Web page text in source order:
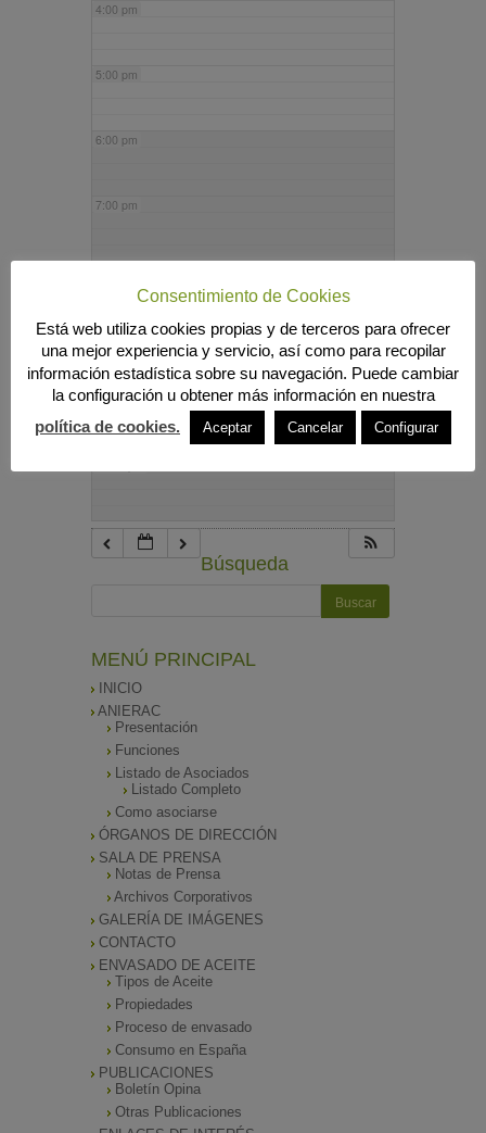
4:00 pm
5:00 pm
6:00 pm
7:00 pm
9:00 pm
10:00 pm
Búsqueda
MENÚ PRINCIPAL
INICIO
ANIERAC
Presentación
Funciones
Listado de Asociados
Listado Completo
Como asociarse
ÓRGANOS DE DIRECCIÓN
SALA DE PRENSA
Notas de Prensa
Archivos Corporativos
GALERÍA DE IMÁGENES
CONTACTO
ENVASADO DE ACEITE
Tipos de Aceite
Propiedades
Proceso de envasado
Consumo en España
PUBLICACIONES
Boletín Opina
Otras Publicaciones
Consentimiento de Cookies
Está web utiliza cookies propias y de terceros para ofrecer
una mejor experiencia y servicio, así como para recopilar
información estadística sobre su navegación. Puede cambiar
la configuración u obtener más información en nuestra
política de cookies.
Aceptar Cancelar Configurar